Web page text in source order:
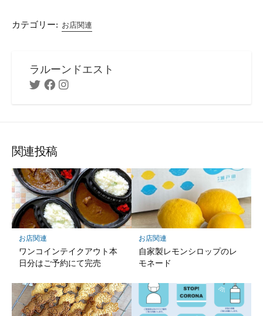
カテゴリー: お店関連
ラルーンドエスト
TwitterFacebookInstagram
関連投稿
お店関連
ワンコインテイクアウト本
日分はご予約にて完売
お店関連
自家製レモンシロップのレ
モネード